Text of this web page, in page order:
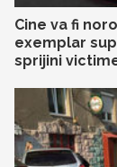
Cine va fi
exemplar
sprijini